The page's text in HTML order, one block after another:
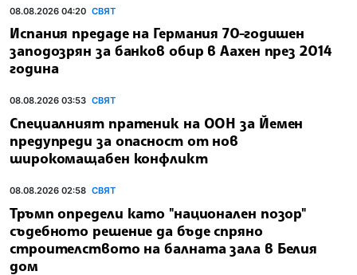
08.08.2026 04:20 СВЯТ
Испания предаде на Германия 70-годишен
заподозрян за банков обир в Аахен през 2014
година
08.08.2026 03:53 СВЯТ
Специалният пратеник на ООН за Йемен
предупреди за опасност от нов
широкомащабен конфликт
08.08.2026 02:58 СВЯТ
Тръмп определи като "национален позор"
съдебното решение да бъде спряно
строителството на балната зала в Белия
дом